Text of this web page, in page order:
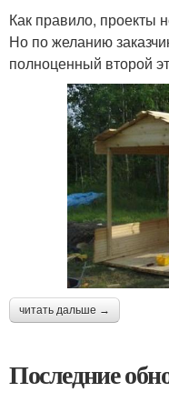
Как правило, проекты
Но по желанию
полноценный второй
читать дальше →
Последние